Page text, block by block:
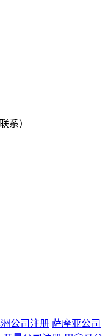
系）
公司注册 萨摩亚公司